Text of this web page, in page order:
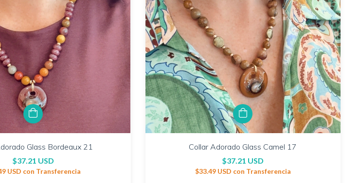
Glass Bordeaux 21
$37.21 USD
USD con Transferencia
Collar Adorado Glass Camel 17
$37.21 USD
$33.49 USD con Transferencia